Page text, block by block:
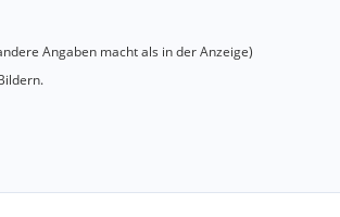
Angaben macht als in der Anzeige)